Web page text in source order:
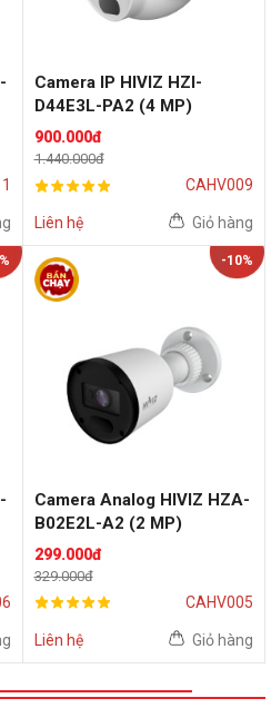
Camera IP HIVIZ HZI-
D44E3L-PA2 (4 MP)
900.000đ
1.440.000đ
CAHV009
Liên hệ Giỏ hàng
-10%
Camera Analog HIVIZ HZA-
B02E2L-A2 (2 MP)
299.000đ
329.000đ
CAHV005
Liên hệ Giỏ hàng